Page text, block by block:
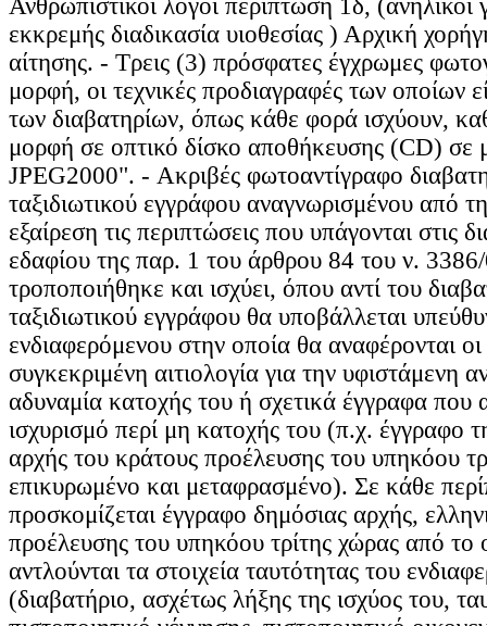
Ανθρωπιστικοί λόγοι περίπτωση 1δ, (ανήλικοι
εκκρεμής διαδικασία υιοθεσίας ) Αρχική
αίτησης. - Τρεις (3) πρόσφατες έγχρωμες
μορφή, οι τεχνικές προδιαγραφές των οποίων
των διαβατηρίων, όπως κάθε φορά ισχύουν,
μορφή σε οπτικό δίσκο αποθήκευσης (CD) σε
JPEG2000". - Ακριβές φωτοαντίγραφο
ταξιδιωτικού εγγράφου αναγνωρισμένου από
εξαίρεση τις περιπτώσεις που υπάγονται στις
εδαφίου της παρ. 1 του άρθρου 84 του ν.
τροποποιήθηκε και ισχύει, όπου αντί του
ταξιδιωτικού εγγράφου θα υποβάλλεται
ενδιαφερόμενου στην οποία θα αναφέρονται οι
συγκεκριμένη αιτιολογία για την υφιστάμενη
αδυναμία κατοχής του ή σχετικά έγγραφα που
ισχυρισμό περί μη κατοχής του (π.χ. έγγραφο
αρχής του κράτους προέλευσης του υπηκόου
επικυρωμένο και μεταφρασμένο). Σε κάθε
προσκομίζεται έγγραφο δημόσιας αρχής,
προέλευσης του υπηκόου τρίτης χώρας από το
αντλούνται τα στοιχεία ταυτότητας του
(διαβατήριο, ασχέτως λήξης της ισχύος του,